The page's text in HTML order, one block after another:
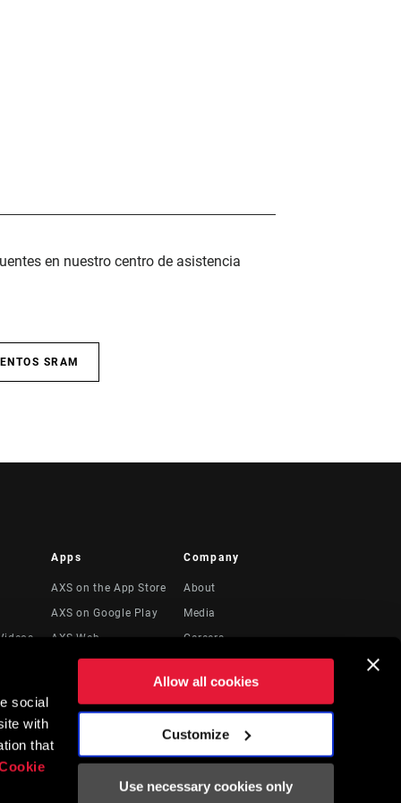
social
with
that
Allow all cookies
Customize
Use necessary cookies only
en nuestro centro de asistencia
SRAM
Apps
AXS on the App Store
AXS on Google Play
AXS Web
Company
About
Media
Careers
Locations
Recursos Legales